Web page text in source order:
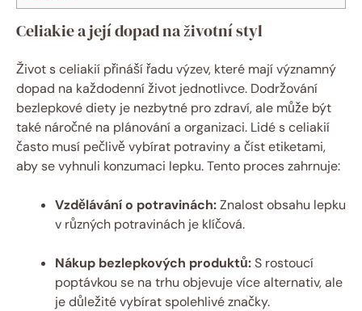
Celiakie⁤ a její⁣ dopad na životní‌ styl
Život s celiakií přináší​ řadu ‍výzev, které mají významný
dopad na ⁣každodenní život jednotlivce. Dodržování
bezlepkové diety je nezbytné pro zdraví, ale může být
také náročné ‍na plánování a organizaci. ​Lidé s ⁣celiakií
často musí pečlivě vybírat potraviny a číst etiketami,
aby se vyhnuli konzumaci lepku. Tento proces ​zahrnuje:
Vzdělávání o ​potravinách:Znalost obsahu lepku
v ‍různých potravinách je‍ klíčová.
Nákup bezlepkových⁢ produktů:S rostoucí
poptávkou se na trhu objevuje více alternativ, ale
je důležité vybírat spolehlivé značky.